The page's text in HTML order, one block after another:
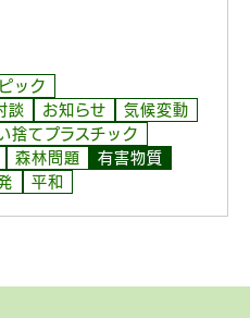
ック
談 お知らせ
気候変動
捨てプラスチック
森林問題
有害物質
平和